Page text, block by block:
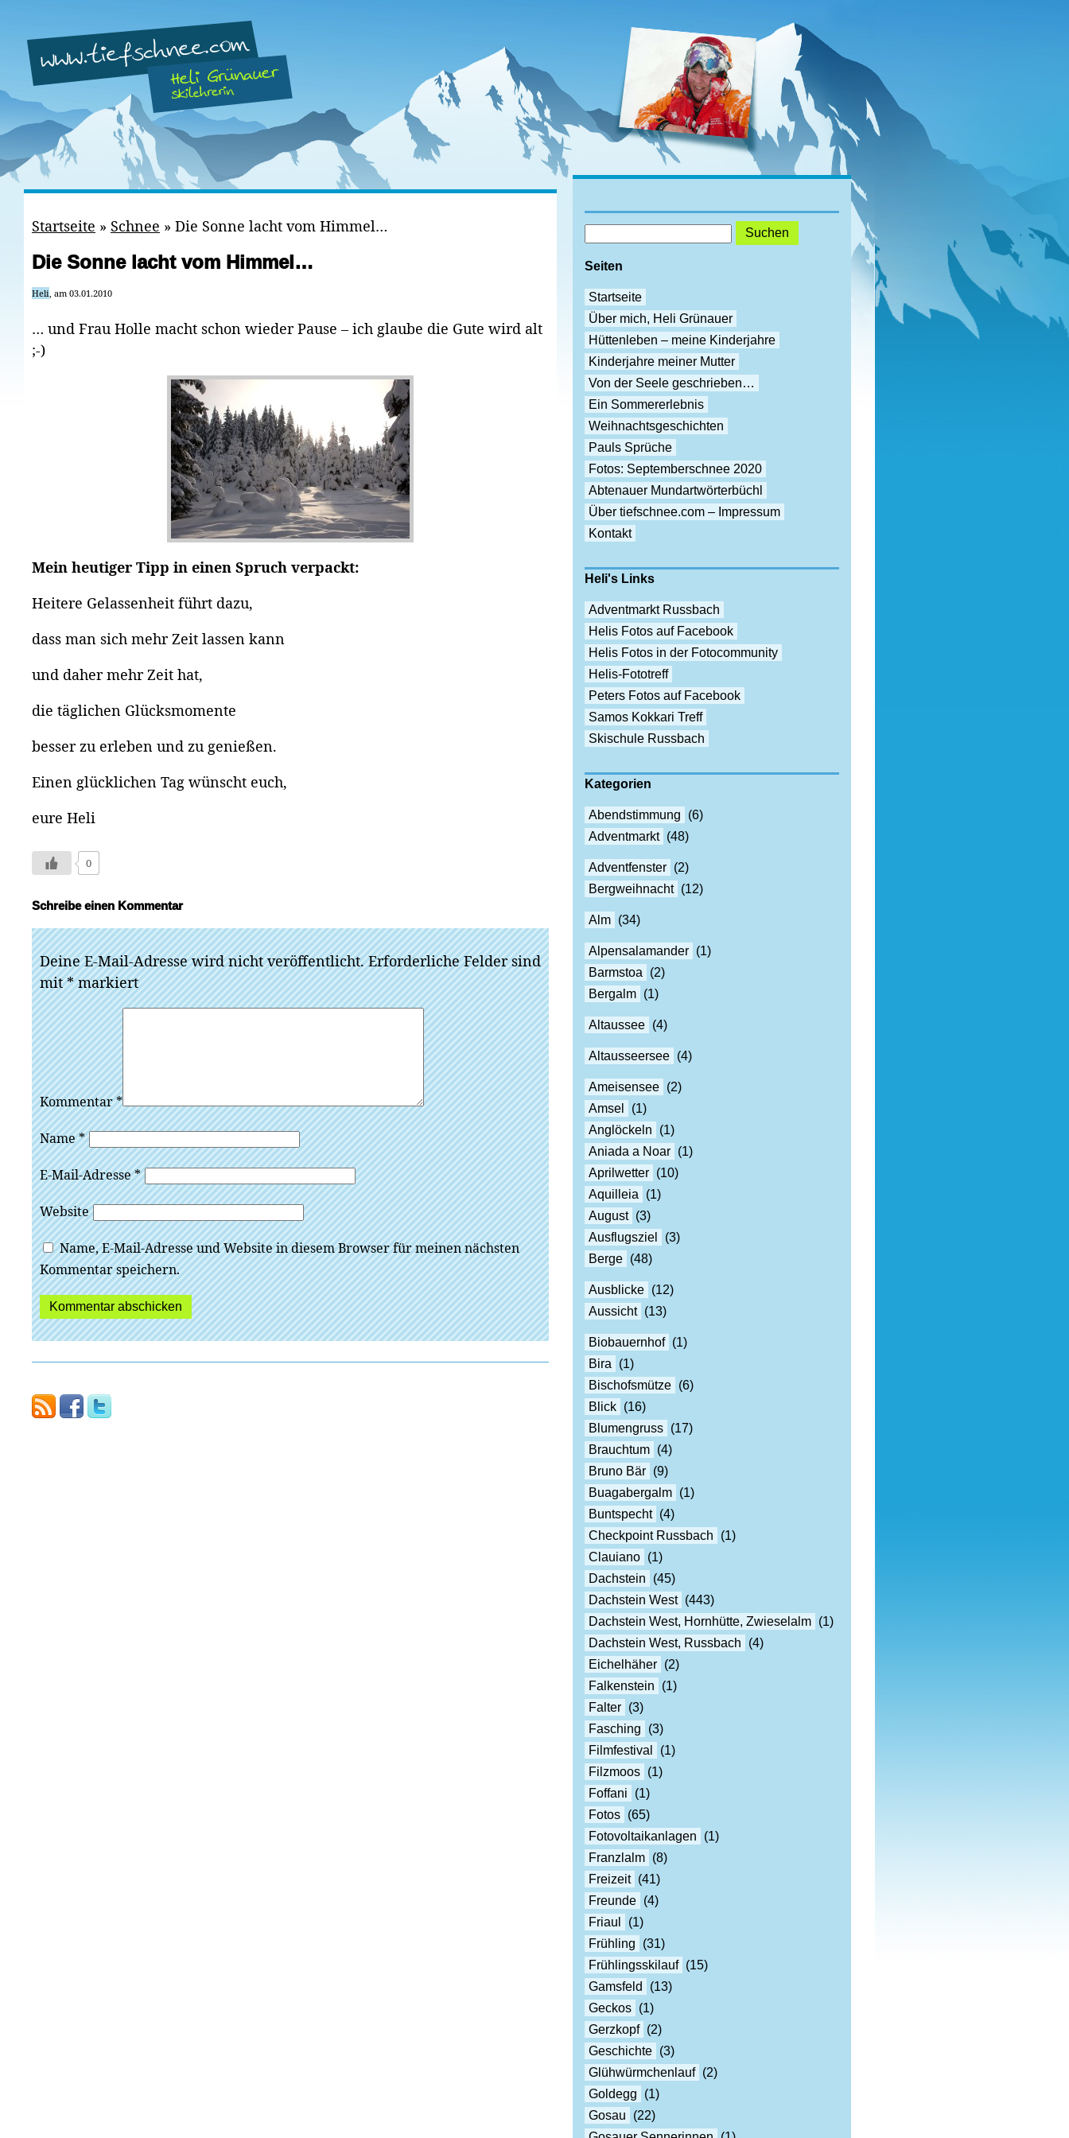
Startseite » Schnee » Die Sonne lacht vom Himmel…
Die Sonne lacht vom Himmel…
Heli, am 03.01.2010
… und Frau Holle macht schon wieder Pause – ich glaube die Gute wird alt
;-)
Mein heutiger Tipp in einen Spruch verpackt:
Heitere Gelassenheit führt dazu,
dass man sich mehr Zeit lassen kann
und daher mehr Zeit hat,
die täglichen Glücksmomente
besser zu erleben und zu genießen.
Einen glücklichen Tag wünscht euch,
eure Heli
0
Schreibe einen Kommentar
Deine E-Mail-Adresse wird nicht veröffentlicht. Erforderliche Felder sind
mit*markiert
Kommentar*
Name*
E-Mail-Adresse*
Website
Name, E-Mail-Adresse und Website in diesem Browser für meinen nächsten
Kommentar speichern.
Seiten
Startseite
Über mich, Heli Grünauer
Hüttenleben – meine Kinderjahre
Kinderjahre meiner Mutter
Von der Seele geschrieben…
Ein Sommererlebnis
Weihnachtsgeschichten
Pauls Sprüche
Fotos: Septemberschnee 2020
Abtenauer Mundartwörterbüchl
Über tiefschnee.com – Impressum
Kontakt
Heli's Links
Adventmarkt Russbach
Helis Fotos auf Facebook
Helis Fotos in der Fotocommunity
Helis-Fototreff
Peters Fotos auf Facebook
Samos Kokkari Treff
Skischule Russbach
Kategorien
Abendstimmung
(6)
Adventmarkt (48)
Adventfenster (2)
Bergweihnacht (12)
Alm (34)
Alpensalamander (1)
Barmstoa
(2)
Bergalm (1)
Altaussee (4)
Altausseersee (4)
Ameisensee (2)
Amsel
(1)
Anglöckeln
(1)
Aniada a Noar (1)
Aprilwetter (10)
Aquilleia
(1)
August (3)
Ausflugsziel
(3)
Berge (48)
Ausblicke (12)
Aussicht (13)
Biobauernhof (1)
Bira
(1)
Bischofsmütze (6)
Blick (16)
Blumengruss (17)
Brauchtum (4)
Bruno Bär (9)
Buagabergalm (1)
Buntspecht (4)
Checkpoint Russbach
(1)
Clauiano (1)
Dachstein
(45)
Dachstein West (443)
Dachstein West, Hornhütte, Zwieselalm (1)
Dachstein West, Russbach
(4)
Eichelhäher (2)
Falkenstein
(1)
Falter (3)
Fasching
(3)
Filmfestival
(1)
Filzmoos (1)
Foffani
(1)
Fotos (65)
Fotovoltaikanlagen
(1)
Franzlalm (8)
Freizeit (41)
Freunde (4)
Friaul
(1)
Frühling
(31)
Frühlingsskilauf (15)
Gamsfeld
(13)
Geckos (1)
Gerzkopf (2)
Geschichte (3)
Glühwürmchenlauf (2)
Goldegg
(1)
Gosau
(22)